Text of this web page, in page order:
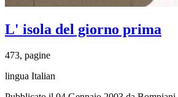
L' isola del giorno prima
473, pagine
lingua Italian